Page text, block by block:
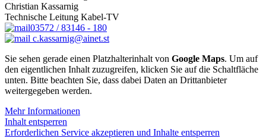
Christian Kassarnig
Technische Leitung Kabel-TV
03572 / 83146 - 180
c.kassarnig@ainet.st
Sie sehen gerade einen Platzhalterinhalt von Google Maps. Um auf
den eigentlichen Inhalt zuzugreifen, klicken Sie auf die Schaltfläche
unten. Bitte beachten Sie, dass dabei Daten an Drittanbieter
weitergegeben werden.
Mehr Informationen
Inhalt entsperren
Erforderlichen Service akzeptieren und Inhalte entsperren